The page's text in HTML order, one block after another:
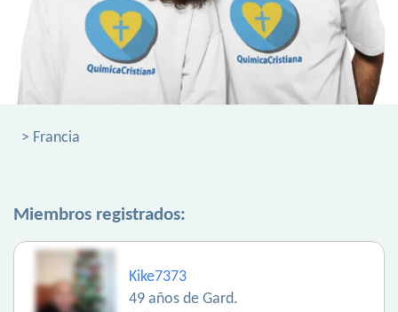
> Francia
Miembros registrados:
Kike7373
49 años de Gard.